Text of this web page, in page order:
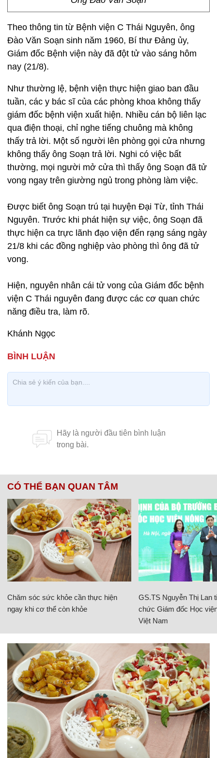
Theo thông tin từ Bệnh viện C Thái Nguyên, ông
Đào Văn Soạn sinh năm 1960, Bí thư Đảng ủy,
Giám đốc Bệnh viện này đã đột tử vào sáng hôm
nay (21/8).
Như thường lệ, bệnh viện thực hiện giao ban đầu
tuần, các y bác sĩ của các phòng khoa không thấy
giám đốc bệnh viện xuất hiện. Nhiều cán bộ liên lạc
qua điện thoại, chỉ nghe tiếng chuông mà không
thấy trả lời. Một số người lên phòng gọi cửa nhưng
không thấy ông Soạn trả lời. Nghi có việc bất
thường, mọi người mở cửa thì thấy ông Soạn đã tử
vong ngay trên giường ngủ trong phòng làm việc.
Được biết ông Soạn trú tại huyện Đại Từ, tỉnh Thái
Nguyên. Trước khi phát hiện sự việc, ông Soạn đã
thực hiện ca trực lãnh đạo viện đến rạng sáng ngày
21/8 khi các đồng nghiệp vào phòng thì ông đã tử
vong.
Hiện, nguyên nhân cái tử vong của Giám đốc bệnh
viện C Thái nguyên đang được các cơ quan chức
năng điều tra, làm rõ.
Khánh Ngọc
CÓ THỂ BẠN QUAN TÂM
Chăm sóc sức khỏe cần thực hiện
ngay khi cơ thể còn khỏe
GS.TS Nguyễn Thị Lan
chức Giám đốc Học
Việt Nam